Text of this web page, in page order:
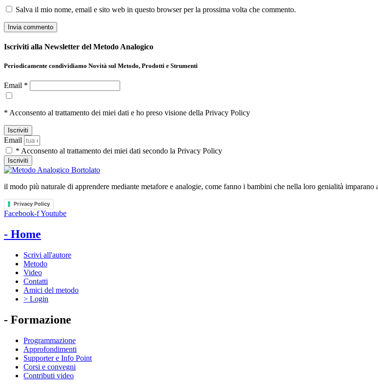
Salva il mio nome, email e sito web in questo browser per la prossima volta che commento.
Iscriviti alla Newsletter del Metodo Analogico
Periodicamente condividiamo Novità sul Metodo, Prodotti e Strumenti
Email *
* Acconsento al trattamento dei miei dati e ho preso visione della Privacy Policy
Email
* Acconsento al trattamento dei miei dati secondo la Privacy Policy
Iscriviti
il modo più naturale di apprendere mediante metafore e analogie, come fanno i bambini che nella loro genialità
Privacy Policy
Facebook-fYoutube
- Home
Scrivi all'autore
Metodo
Video
Contatti
Amici del metodo
> Login
- Formazione
Programmazione
Approfondimenti
Supporter e Info Point
Corsi e convegni
Contributi video